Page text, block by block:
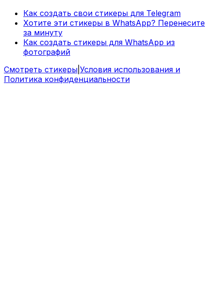
Как создать свои стикеры для Telegram
Хотите эти стикеры в WhatsApp? Перенесите
за минуту
Как создать стикеры для WhatsApp из
фотографий
Смотреть стикеры Условия использования и
Политика конфиденциальности